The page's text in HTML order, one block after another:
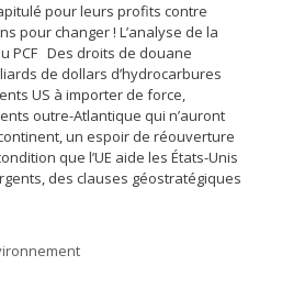
pour leurs profits contre
pour changer ! L’analyse de la
PCF Des droits de douane
de dollars d’hydrocarbures
US à importer de force,
outre-Atlantique qui n’auront
un espoir de réouverture
que l’UE aide les États-Unis
des clauses géostratégiques